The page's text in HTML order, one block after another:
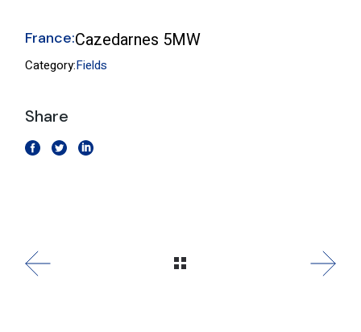
France:Cazedarnes 5MW
Category:Fields
Share